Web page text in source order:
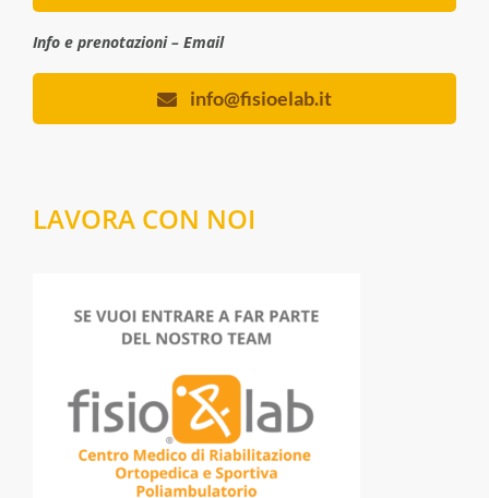
Info e prenotazioni – Email
info@fisioelab.it
LAVORA CON NOI